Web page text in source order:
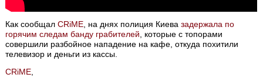
Как сообщалCRiME, на днях полиция Киевазадержала по
горячим следам банду грабителей, которые с топорами
совершили разбойное нападение на кафе, откуда похитили
телевизор и деньги из кассы.
CRiME,